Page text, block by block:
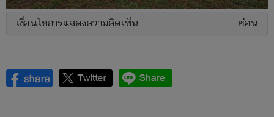
เงื่อนไขการแสดงความคิดเห็น ซ่อน